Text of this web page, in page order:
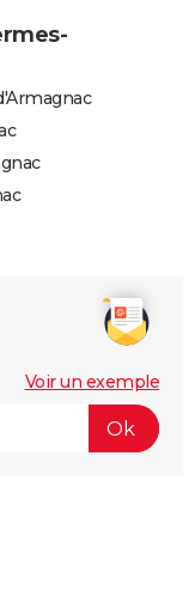
Voir un exemple